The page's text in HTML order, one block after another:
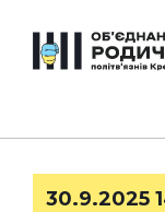
30.9.2025